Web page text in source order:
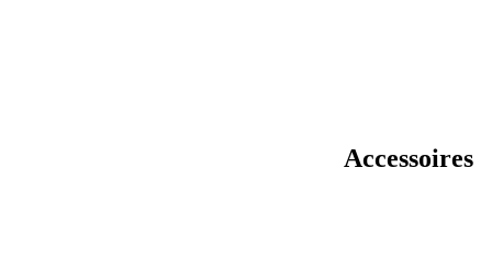
Accessoires